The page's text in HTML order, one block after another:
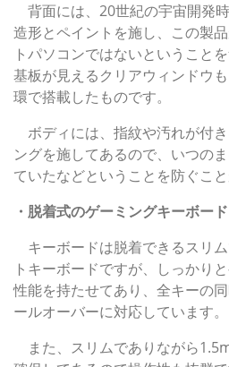
背面には、20世紀の宇宙開発
造形とペイントを施し、この製
トパソコンではないということ
基板が見えるクリアウィンドウ
環で搭載したものです。
ボディには、指紋や汚れが付
ングを施してあるので、いつの
ていたなどということを防ぐこと
・脱着式のゲーミングキーボード
キーボードは脱着できるスリ
トキーボードですが、しっかり
性能を持たせてあり、全キーの
ールオーバーに対応しています。
また、スリムでありながら